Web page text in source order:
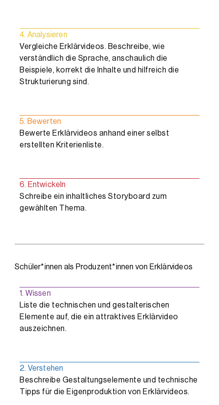
4. Analysieren
Vergleiche Erklärvideos. Beschreibe, wie
verständlich die Sprache, anschaulich die
Beispiele, korrekt die Inhalte und hilfreich die
Strukturierung sind.
5. Bewerten
Bewerte Erklärvideos anhand einer selbst
erstellten Kriterienliste.
6. Entwickeln
Schreibe ein inhaltliches Storyboard zum
gewählten Thema.
Schüler*innen als Produzent*innen von Erklärvideos
1. Wissen
Liste die technischen und gestalterischen
Elemente auf, die ein attraktives Erklärvideo
auszeichnen.
2. Verstehen
Beschreibe Gestaltungselemente und technische
Tipps für die Eigenproduktion von Erklärvideos.